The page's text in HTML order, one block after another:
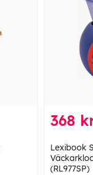
368
Lexibook
(RL977SP)